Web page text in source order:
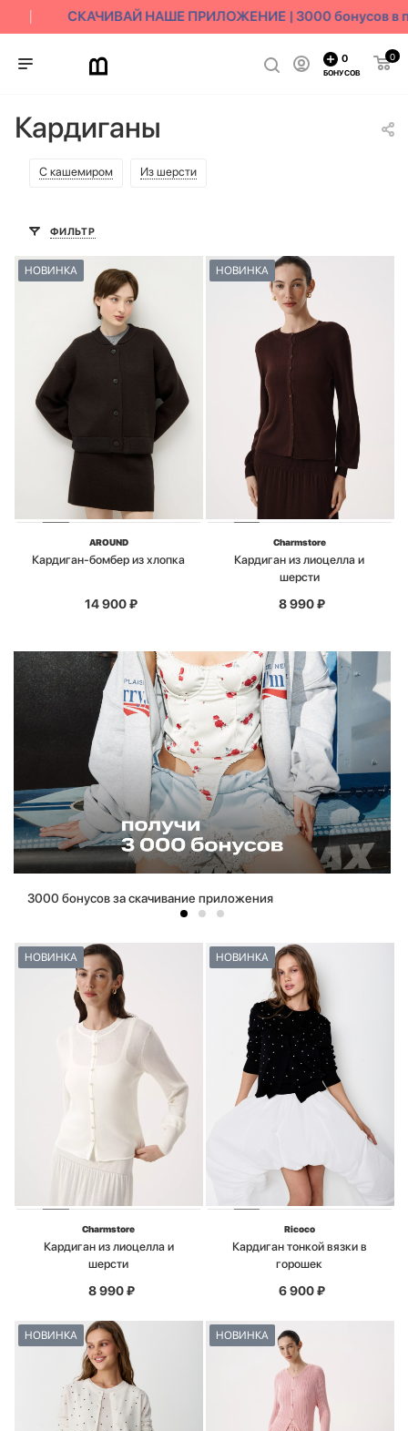
СКАЧИВАЙ НАШЕ ПРИЛОЖЕНИЕ | 3000 бонусов в
0
0
БОНУСОВ
Кардиганы
С кашемиром Из шерсти
ФИЛЬТР
НОВИНКА
AROUND
Кардиган-бомбер из хлопка
14 900₽
НОВИНКА
Charmstore
Кардиган из лиоцелла и
шерсти
8 990₽
3000 бонусов за скачивание приложения
НОВИНКА
Charmstore
Кардиган из лиоцелла и
шерсти
8 990₽
НОВИНКА
Ricoco
Кардиган тонкой вязки в
горошек
6 900₽
НОВИНКА НОВИНКА